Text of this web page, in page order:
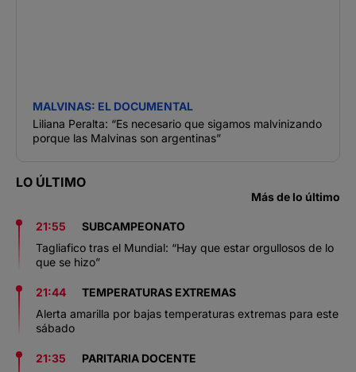
MALVINAS: EL DOCUMENTAL
Liliana Peralta: “Es necesario que sigamos malvinizando
porque las Malvinas son argentinas”
LO ÚLTIMO
Más de lo último
21:55
SUBCAMPEONATO
Tagliafico tras el Mundial: “Hay que estar orgullosos de lo
que se hizo”
21:44
TEMPERATURAS EXTREMAS
Alerta amarilla por bajas temperaturas extremas para este
sábado
21:35
PARITARIA DOCENTE